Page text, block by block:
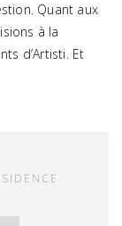
Quant aux
à la
d’Artisti. Et